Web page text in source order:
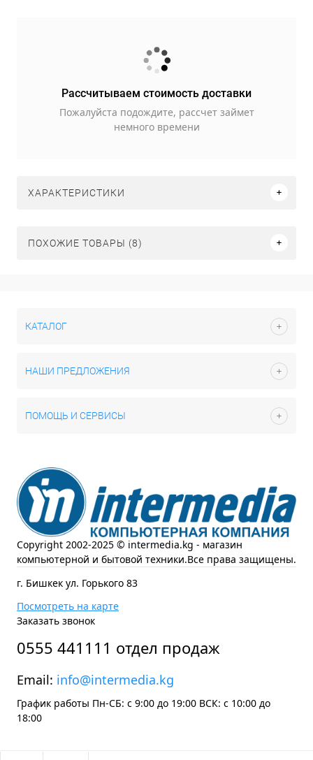
Рассчитываем стоимость доставки
Пожалуйста подождите, рассчет займет
немного времени
ХАРАКТЕРИСТИКИ
ПОХОЖИЕ ТОВАРЫ (8)
КАТАЛОГ
НАШИ ПРЕДЛОЖЕНИЯ
ПОМОЩЬ И СЕРВИСЫ
Copyright 2002-2025 © intermedia.kg - магазин
компьютерной и бытовой техники.Все права защищены.
г. Бишкек ул. Горького 83
Посмотреть на карте
Заказать звонок
0555 441111 отдел продаж
Email: info@intermedia.kg
График работы Пн-СБ: с 9:00 до 19:00 ВСК: с 10:00 до
18:00